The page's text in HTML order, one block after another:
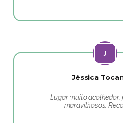
Jéssica
Lugar muito acolhedor,
maravilhosos.